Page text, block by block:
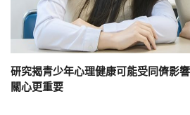
研究揭青少年心理健康可能受同儕影
關心更重要